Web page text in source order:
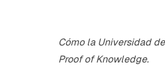
Cómo la Universidad
Proof of Knowledge.